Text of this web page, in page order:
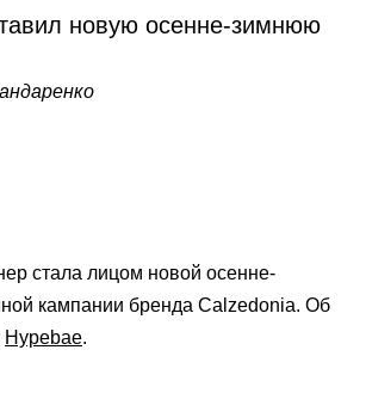
новую осенне-зимнюю
стала лицом новой осенне-
кампании бренда Calzedonia. Об
Hypebae.